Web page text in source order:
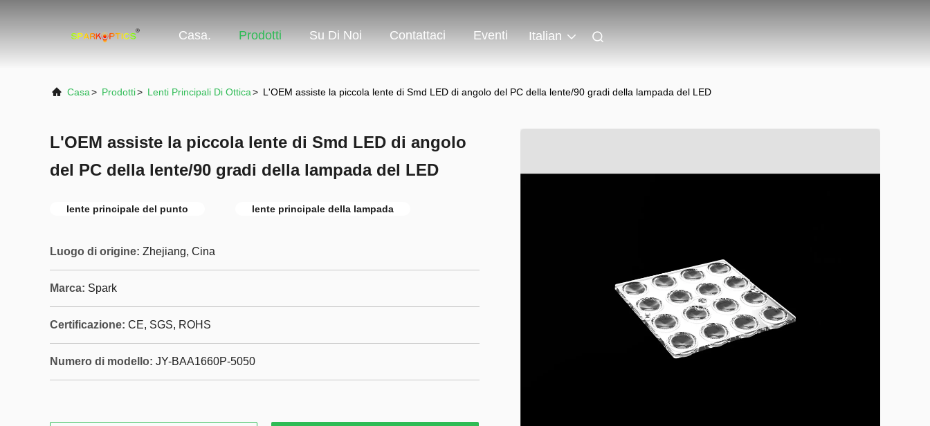
Casa. Prodotti Su Di Noi Contattaci Eventi Italian
Casa> Prodotti> Lenti Principali Di Ottica> L'OEM assiste la piccola lente di Smd LED di angolo del PC della lente/90 gradi della lampada del LED
L'OEM assiste la piccola lente di Smd LED di angolo
del PC della lente/90 gradi della lampada del LED
lente principale del punto lente principale della lampada
Luogo di origine: Zhejiang, Cina
Marca: Spark
Certificazione: CE, SGS, ROHS
Numero di modello: JY-BAA1660P-5050